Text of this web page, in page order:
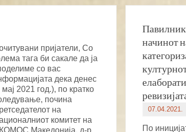
пријатели, Со
тага би сакале да ја
со вас
дека денес
мај 2021 год.), по кратко
почина
на
комитет на
Македонија, д-р
Павилник
начинот
07.04.2021.
По